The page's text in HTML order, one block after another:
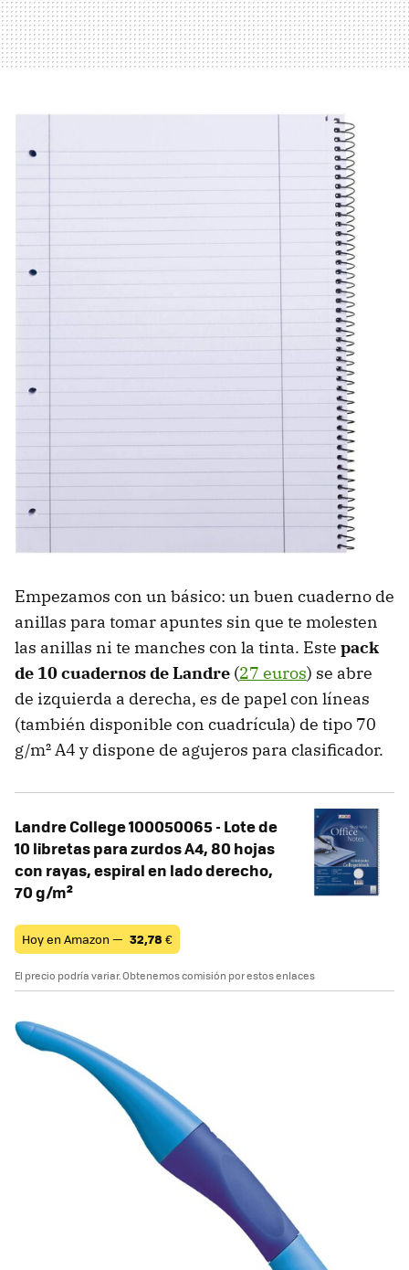
Empezamos con un básico: un buen cuaderno de
anillas para tomar apuntes sin que te molesten
las anillas ni te manches con la tinta. Este pack
de 10 cuadernos de Landre (27 euros) se abre
de izquierda a derecha, es de papel con líneas
(también disponible con cuadrícula) de tipo 70
g/m² A4 y dispone de agujeros para clasificador.
Landre College 100050065 - Lote de
10 libretas para zurdos A4, 80 hojas
con rayas, espiral en lado derecho,
70 g/m²
Hoy en Amazon — 32,78 €
El precio podría variar. Obtenemos comisión por estos enlaces